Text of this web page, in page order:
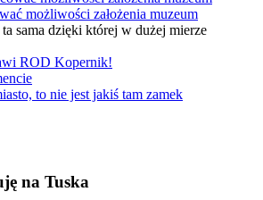
możliwości założenia muzeum
sama dzięki której w dużej mierze
ROD Kopernik!
to nie jest jakiś tam zamek
na Tuska